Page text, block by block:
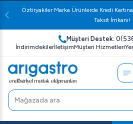
Öztiryakiler Marka Ürünlerde Kredi
Taksit İmkanı!
Müşteri Destek:
İndirimdekilerİletişimMüşteri Hizmetleri